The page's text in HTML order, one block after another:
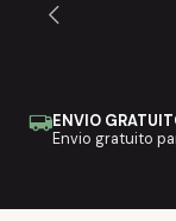
ENVIO
Envio gratuito